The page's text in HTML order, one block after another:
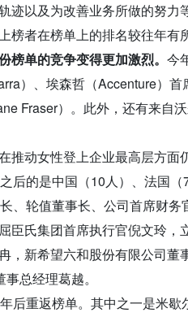
迹以及为改善业务所做的努
者在榜单上的排名较往年有
单的竞争变得更加激烈。 今
）、埃森哲（Accenture）
Fraser）。此外，还有来
推动女性登上企业最高层方
后的是中国（10人）、法国（
长、轮值董事长、公司首席财
臣氏集团首席执行官倪文玲
，新希望六和股份有限公司
总经理葛越。
后重返榜单。其中之一是米